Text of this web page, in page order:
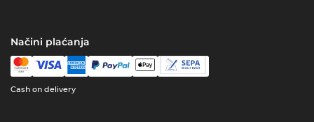
Načini plaćanja
Cash on delivery